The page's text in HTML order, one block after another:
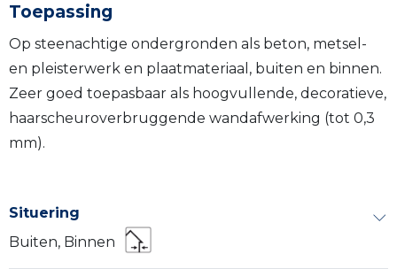
Toepassing
Op steenachtige ondergronden als beton, metsel-
en pleisterwerk en plaatmateriaal, buiten en binnen.
Zeer goed toepasbaar als hoogvullende, decoratieve,
haarscheuroverbruggende wandafwerking (tot 0,3
mm).
Situering
Buiten, Binnen